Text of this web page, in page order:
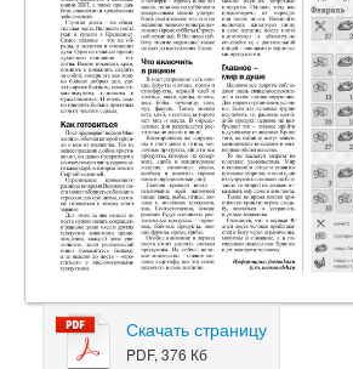
Скачать страницу
PDF, 376 Кб